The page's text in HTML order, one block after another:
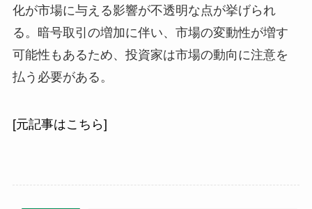
化が市場に与える影響が不透明な点が挙げられ
る。暗号取引の増加に伴い、市場の変動性が増す
可能性もあるため、投資家は市場の動向に注意を
払う必要がある。
[元記事はこちら]